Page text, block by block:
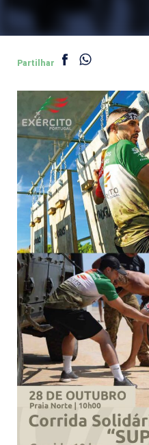
Partilhar